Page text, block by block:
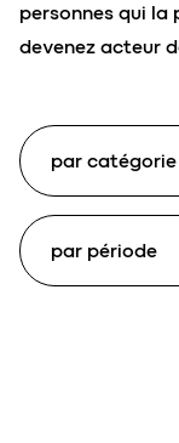
personnes qui la
devenez acteur